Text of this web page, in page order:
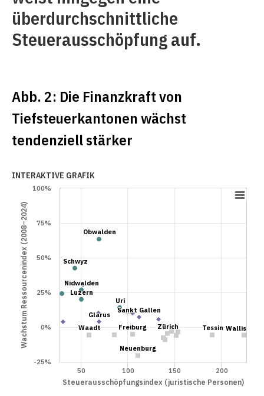
überdurchschnittliche
Steuerausschöpfung auf.
Abb. 2: Die Finanzkraft von
Tiefsteuerkantonen wächst
tendenziell stärker
INTERAKTIVE GRAFIK
Steuerausschöpfungsindex (juristische Personen)
Wachstum Ressourcenindex (2008–2024) Luzern
Luzern
Uri
Uri
Schwyz
Schwyz
Obwalden
Obwalden
Nidwalden
Nidwalden
Glarus
Glarus
Sankt Gallen
Sankt Gallen
Zürich
Zürich
Freiburg
Freiburg Tessin
Tessin
Waadt
Waadt Wallis
Wallis
Neuenburg
Neuenburg
50 100 150 200
-25%
0%
25%
50%
75%
100%